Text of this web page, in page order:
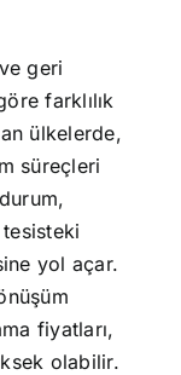
geri
farklılık
ülkelerde,
süreçleri
yol açar.
fiyatları,
olabilir.